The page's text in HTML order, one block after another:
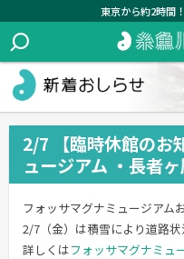
東京から約2時間
2/7 【臨時休館のお
ュージアム ・長者
フォッサマグナミュージアム
2/7（金）は積雪により道路状
詳しくはフォッサマグナミュ